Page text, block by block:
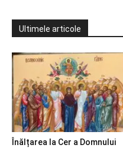
Ultimele articole
Înălțarea la Cer a Domnului